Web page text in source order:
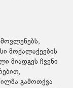
მოქალაქეების
მიადგეს ჩვენი
გამოთქვა